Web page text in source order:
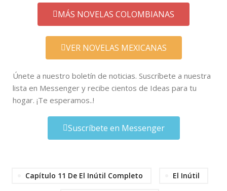
MÁS NOVELAS COLOMBIANAS
VER NOVELAS MEXICANAS
Únete a nuestro boletín de noticias. Suscríbete a nuestra
lista en Messenger y recibe cientos de Ideas para tu
hogar. ¡Te esperamos..!
Suscríbete en Messenger
Capítulo 11 De El Inútil Completo El Inútil